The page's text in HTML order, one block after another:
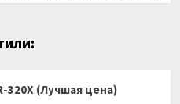
320X (Лучшая цена)